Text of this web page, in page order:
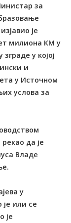
за
је
милиона КМ у
у којој
и
у Источном
услова за
да је
Владе
у
или се
је